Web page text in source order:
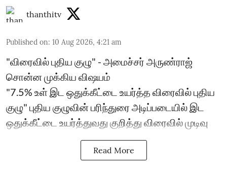
thanthitv
Published on: 10 Aug 2026, 4:21 am
"விரைவில் புதிய குழு" - அமைச்சர் அருண்ராஜ்
சொன்ன முக்கிய விஷயம்
"7.5% உள் இட ஒதுக்கீட்டை உயர்த்த விரைவில் புதிய
குழு" புதிய குழுவின் பரிந்துரை அடிப்படையில் இட
ஒதுக்கீட்டை உயர்த்துவது குறித்து விரைவில் முடிவு
Read More